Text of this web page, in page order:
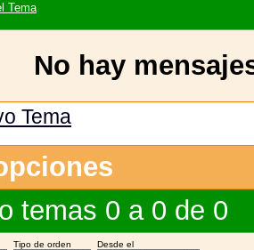
Tema
No hay
temas 0 a 0 de 0
Tipo de orden Desde el